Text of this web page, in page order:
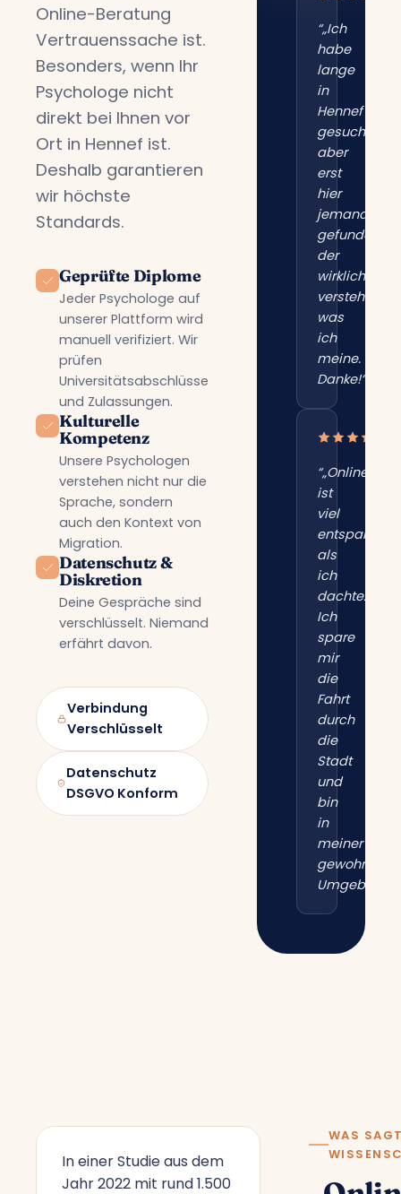
Online-Beratung
Vertrauenssache ist.
Besonders, wenn Ihr
Psychologe nicht
direkt bei Ihnen vor
Ort in Hennef ist.
Deshalb garantieren
wir höchste
Standards.
Geprüfte Diplome
Jeder Psychologe auf
unserer Plattform wird
manuell verifiziert. Wir
prüfen
Universitätsabschlüsse
und Zulassungen.
Kulturelle
Kompetenz
Unsere Psychologen
verstehen nicht nur die
Sprache, sondern
auch den Kontext von
Migration.
Datenschutz &
Diskretion
Deine Gespräche sind
verschlüsselt. Niemand
erfährt davon.
Verbindung
Verschlüsselt
Datenschutz
DSGVO Konform
“„Ich
habe
lange
in
Hennef
gesucht,
aber
erst
hier
jemanden
gefunden,
der
wirklich
versteht,
was
ich
meine.
Danke!“”
“„Online
ist
viel
entspannter
als
ich
dachte.
Ich
spare
mir
die
Fahrt
durch
die
Stadt
und
bin
in
meiner
gewohnten
In einer Studie aus dem
Jahr 2022 mit rund 1.500
WAS